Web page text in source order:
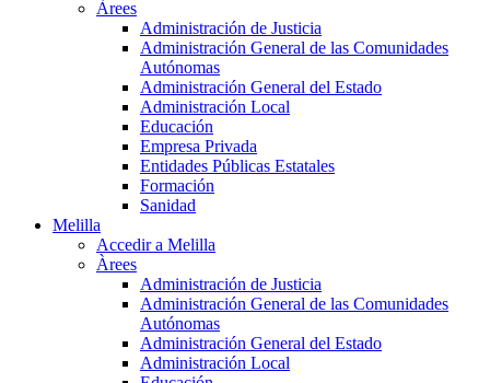
Àrees
Administración de Justicia
Administración General de las Comunidades
Autónomas
Administración General del Estado
Administración Local
Educación
Empresa Privada
Entidades Públicas Estatales
Formación
Sanidad
Melilla
Accedir a Melilla
Àrees
Administración de Justicia
Administración General de las Comunidades
Autónomas
Administración General del Estado
Administración Local